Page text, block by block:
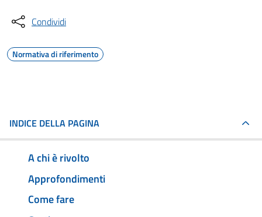
Condividi
Normativa di riferimento
INDICE DELLA PAGINA
A chi è rivolto
Approfondimenti
Come fare